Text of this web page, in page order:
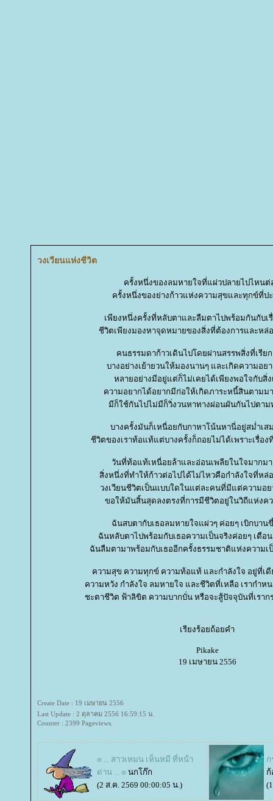
วงเวียนแห่งชีวิต
ครั้งหนึ่งของลมหายใจที่แผ่วปลายไปไหนต่
ครั้งหนึ่งของย่างก้าวแห่งความสุขและทุกข์ที่ป
เพียงหนึ่งครั้งที่หลับตาและลืมตาไปพร้อมกันกับเ
ชีวิตเพียงมองหาจุดหมายของสิ่งที่ต้องการและหล่
คนธรรมดาก้าวเดินไปโดยผ่านสรรพสิ่งที่เรียก
บางอย่างเย้ายวนให้มองนานๆ และเกิดความอย
หลายอย่างมีอยู่แต่ก็ไม่เคยได้เพียงพอใจกับสิ่
ความอยากได้อยากมีก่อให้เกิดภาระหนี้สินตามม
มีก็ใช้กันไปไม่มีก็วิ่งวนหาทางผ่อนผันกันไปตา
บางครั้งมันก็เหนื่อยกับกาหาโน้นหานี่อยู่สม่ำเส
ชีวิตของเราท้อแท้แต่บางครั้งก็ถอยไม่ได้เพราะเรื่อ
วันที่ท้อแท้เหนื่อยล้าและอ่อนเพลียในใจมากม
สิ่งหนึ่งที่ทำให้ก้าวต่อไปได้ไม่ไหวคือกำลังใจที่ห
วงเวียนชีวิตเป็นแบบใดในแต่ละคนที่มีแต่ความอ
ขอให้มันสิ้นสุดลงตรงที่การมีชีวิตอยู่ในวิถีแห่งคว
ฉันสบตากับเธอลมหายใจแผ่วๆ ค่อยๆ เบิกบาน
ฉันหลับตาไปพร้อมกับเธอความเป็นจริงค่อยๆ เตือ
ฉันลืมตามาพร้อมกับเธออีกครั้งธรรมชาติแห่งความ
ความสุข ความทุกข์ ความท้อแท้ และกำลังใจ อยู่ที่เดี
ความหวัง กำลังใจ ลมหายใจ และชีวิตที่เหลือ เรากำห
ชะตาชีวิต ฟ้าลิขิต ความบากบั่น หรือจะสู้ปัจจุบันที่เรา
เรียงร้อยถ้อยคำ
Pikake
19 เมษายน 2556
Create Date : 19 เมษายน 2556
Last Update : 2 ตุลาคม 2556 16:59:15 น.
Counter : 2399 Pageviews.
๏ ... สาวเหมน เห็นหมี ที่หน้า
ด่าน ... ๏ นกโก๊ก
(2 ส.ค. 2569 00:00:05 น.)
ก
ก้